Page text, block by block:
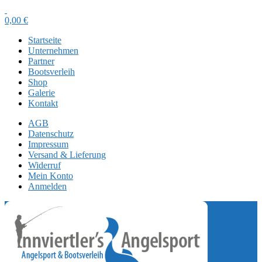
0,00 €
Startseite
Unternehmen
Partner
Bootsverleih
Shop
Galerie
Kontakt
AGB
Datenschutz
Impressum
Versand & Lieferung
Widerruf
Mein Konto
Anmelden